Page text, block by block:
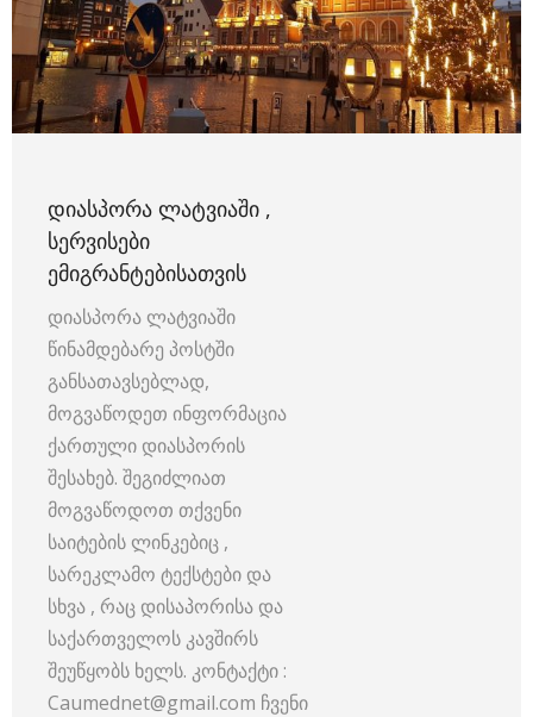
ᲓᲘᲐᲡᲞᲝᲠᲐ ᲚᲐᲢᲕᲘᲐᲨᲘ ,
ᲡᲔᲠᲕᲘᲡᲔᲑᲘ
ᲔᲛᲘᲒᲠᲐᲜᲢᲔᲑᲘᲡᲐᲗᲕᲘᲡ
დიასპორა ლატვიაში
წინამდებარე პოსტში
განსათავსებლად,
მოგვაწოდეთ ინფორმაცია
ქართული დიასპორის
შესახებ. შეგიძლიათ
მოგვაწოდოთ თქვენი
საიტების ლინკებიც ,
სარეკლამო ტექსტები და
სხვა , რაც დისაპორისა და
საქართველოს კავშირს
შეუწყობს ხელს. კონტაქტი :
Caumednet@gmail.com ჩვენი